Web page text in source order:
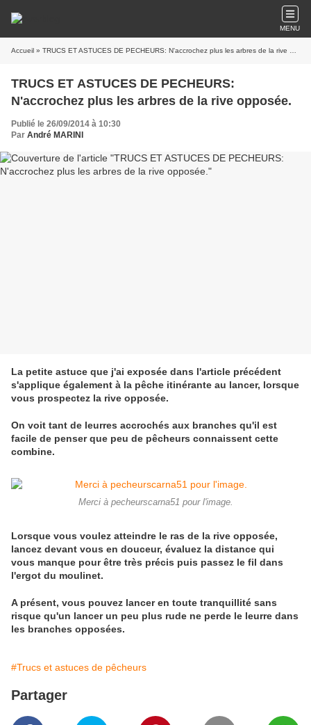
MENU
Accueil » TRUCS ET ASTUCES DE PECHEURS: N'accrochez plus les arbres de la rive opposée.
TRUCS ET ASTUCES DE PECHEURS:
N'accrochez plus les arbres de la rive opposée.
Publié le 26/09/2014 à 10:30
Par André MARINI
La petite astuce que j'ai exposée dans l'article précédent
s'applique également à la pêche itinérante au lancer, lorsque
vous prospectez la rive opposée.
On voit tant de leurres accrochés aux branches qu'il est
facile de penser que peu de pêcheurs connaissent cette
combine.
Merci à pecheurscarna51 pour l'image.
Lorsque vous voulez atteindre le ras de la rive opposée,
lancez devant vous en douceur, évaluez la distance qui
vous manque pour être très précis puis passez le fil dans
l'ergot du moulinet.
A présent, vous pouvez lancer en toute tranquillité sans
risque qu'un lancer un peu plus rude ne perde le leurre dans
les branches opposées.
#Trucs et astuces de pêcheurs
Partager